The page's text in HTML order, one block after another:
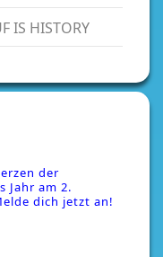
IS HISTORY
der
Jahr am 2.
dich jetzt an!